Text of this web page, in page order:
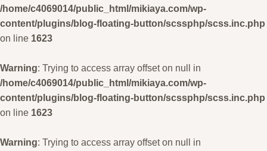
/home/c4069014/public_html/mikiaya.com/wp-
content/plugins/blog-floating-button/scssphp/scss.inc.php
on line 1623
Warning: Trying to access array offset on null in
/home/c4069014/public_html/mikiaya.com/wp-
content/plugins/blog-floating-button/scssphp/scss.inc.php
on line 1623
Warning: Trying to access array offset on null in